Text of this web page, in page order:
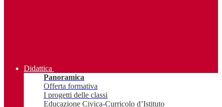
Didattica
Panoramica
Offerta formativa
I progetti delle classi
Educazione Civica-Curricolo d’Istituto